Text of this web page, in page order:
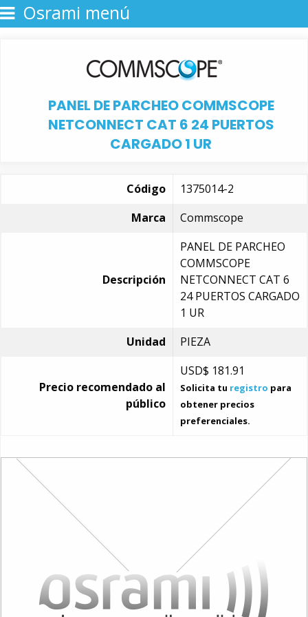
Osrami menú
PANEL DE PARCHEO COMMSCOPE
NETCONNECT CAT 6 24 PUERTOS
CARGADO 1 UR
Código
1375014-2
Marca
Commscope
Descripción
PANEL DE PARCHEO
COMMSCOPE
NETCONNECT CAT 6
24 PUERTOS CARGADO
1 UR
Unidad
PIEZA
Precio recomendado al
público
USD$ 181.91
Solicita tu registro para
obtener precios
preferenciales.